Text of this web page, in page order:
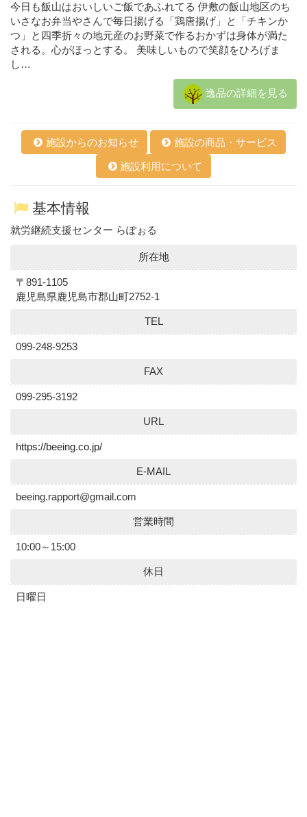
今日も飯山はおいしいご飯であふれてる 伊敷の飯山地区のち
いさなお弁当やさんで毎日揚げる「鶏唐揚げ」と「チキンか
つ」と四季折々の地元産のお野菜で作るおかずは身体が満た
される。心がほっとする。 美味しいもので笑顔をひろげま
し…
逸品の詳細を見る
施設からのお知らせ 施設の商品・サービス
施設利用について
基本情報
就労継続支援センター らぽぉる
所在地
〒891-1105
鹿児島県鹿児島市郡山町2752-1
TEL
099-248-9253
FAX
099-295-3192
URL
https://beeing.co.jp/
E-MAIL
beeing.rapport@gmail.com
営業時間
10:00～15:00
休日
日曜日